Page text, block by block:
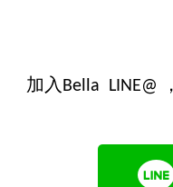
加入Bella LINE@